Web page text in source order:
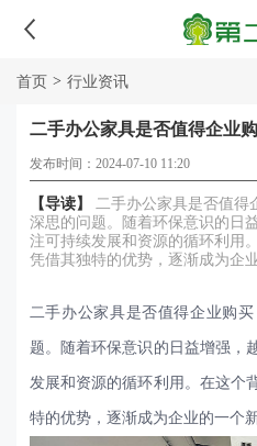
首页 > 行业资讯
二手办公家具是否值得企业
发布时间：2024-07-10 11:20
【导读】
二手办公家具是否值得
深思的问题。随着环保意识的日
注可持续发展和资源的循环利用
凭借其独特的优势，逐渐成为企
二手办公家具是否值得企业购买
题。随着环保意识的日益增强，
发展和资源的循环利用。在这个
特的优势，逐渐成为企业的一个新